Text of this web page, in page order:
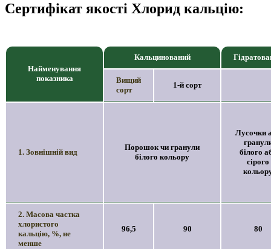
Сертифікат якості Хлорид кальцію:
Найменування
показника
Кальцинований
Вищий
сорт
1-й сорт
1. Зовнішній вид
Порошок чи гранули
білого кольору
Лусочки
білого
сірого
2. Масова частка
хлористого
кальцію, %, не
менше
96,5 90 80